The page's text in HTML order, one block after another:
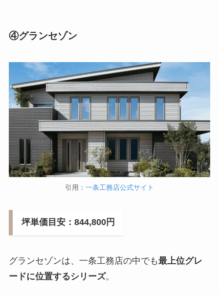
④グランセゾン
引用： 一条工務店公式サイト
坪単価目安：844,800円
グランセゾンは、一条工務店の中でも最上位グレ
ードに位置するシリーズ。